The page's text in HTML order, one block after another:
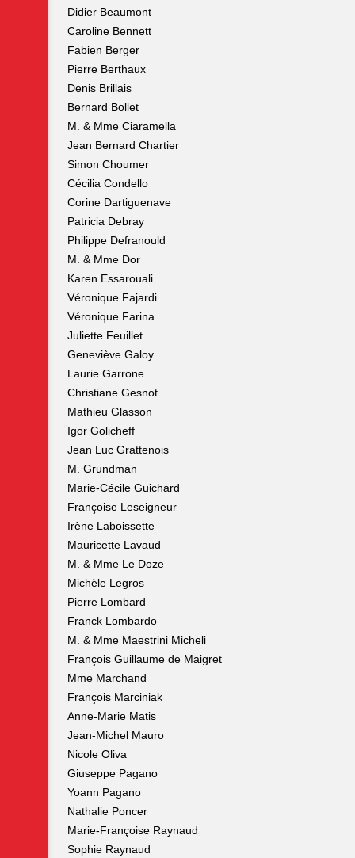
Didier Beaumont
Caroline Bennett
Fabien Berger
Pierre Berthaux
Denis Brillais
Bernard Bollet
M. & Mme Ciaramella
Jean Bernard Chartier
Simon Choumer
Cécilia Condello
Corine Dartiguenave
Patricia Debray
Philippe Defranould
M. & Mme Dor
Karen Essarouali
Véronique Fajardi
Véronique Farina
Juliette Feuillet
Geneviève Galoy
Laurie Garrone
Christiane Gesnot
Mathieu Glasson
Igor Golicheff
Jean Luc Grattenois
M. Grundman
Marie-Cécile Guichard
Françoise Leseigneur
Irène Laboissette
Mauricette Lavaud
M. & Mme Le Doze
Michèle Legros
Pierre Lombard
Franck Lombardo
M. & Mme Maestrini Micheli
François Guillaume de Maigret
Mme Marchand
François Marciniak
Anne-Marie Matis
Jean-Michel Mauro
Nicole Oliva
Giuseppe Pagano
Yoann Pagano
Nathalie Poncer
Marie-Françoise Raynaud
Sophie Raynaud